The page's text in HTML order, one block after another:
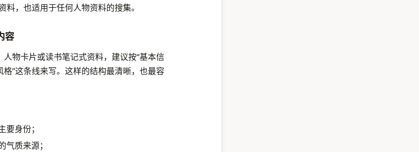
，也适用于任何人物资料的搜集。
容
物卡片或读书笔记式资料，建议按“基本信
这条线来写。这样的结构最清晰，也最容
身份；
质来源；